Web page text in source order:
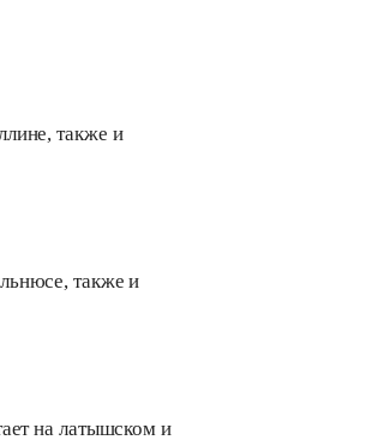
также и
также и
на латышском и